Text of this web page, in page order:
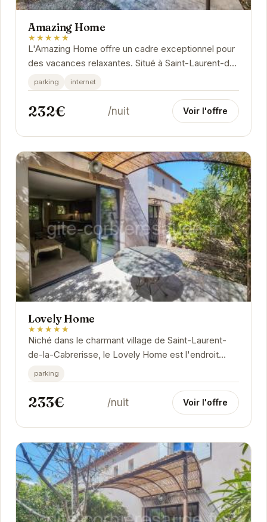
Amazing Home
★★★★★
L'Amazing Home offre un cadre exceptionnel pour
des vacances relaxantes. Situé à Saint-Laurent-de-
la-Cabrerisse, cet hébergement vous charmera
par...
parking internet
232€ /nuit Voir l'offre
Lovely Home
★★★★★
Niché dans le charmant village de Saint-Laurent-
de-la-Cabrerisse, le Lovely Home est l'endroit
idéal pour se ressourcer et profiter du calme de
la...
parking
233€ /nuit Voir l'offre